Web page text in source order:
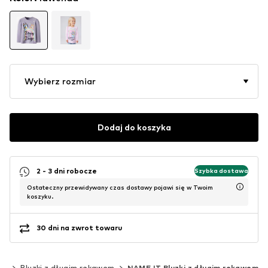
Wybierz rozmiar
Dodaj do koszyka
2 - 3 dni robocze Szybka dostawa
Ostateczny przewidywany czas dostawy pojawi się w Twoim
koszyku.
30 dni na zwrot towaru